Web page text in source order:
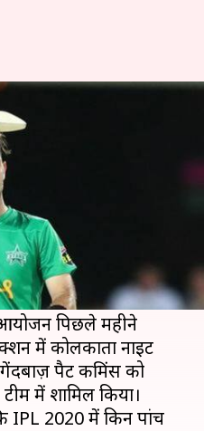
सभी की नज़रें
pm
यानी IPL 2020 का
का अगला संस्करण इसी
पिछले महीने
में कोलकाता नाइट
गेंदबाज़ पैट कमिंस को
में शामिल किया।
2020 में किन पांच